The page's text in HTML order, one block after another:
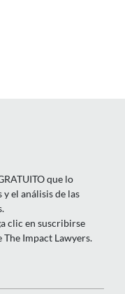
que lo
el análisis de las
clic en suscribirse
Impact Lawyers.